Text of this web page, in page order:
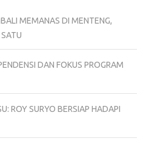
MEMANAS DI MENTENG,
DAN FOKUS PROGRAM
ROY SURYO BERSIAP HADAPI